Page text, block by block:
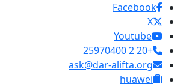
Facebook
X
Youtube
+20 2 25970400
ask@dar-alifta.org
huawei